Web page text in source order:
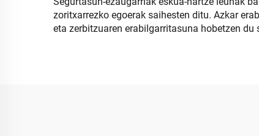
zoritxarrezko egoerak saihesten ditu. Azkar
eta zerbitzuaren erabilgarritasuna hobetzen du